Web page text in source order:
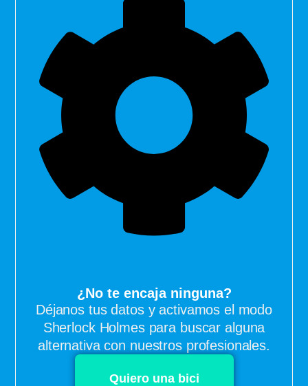
¿No te encaja ninguna?
Déjanos tus datos y activamos el modo
Sherlock Holmes para buscar alguna
alternativa con nuestros profesionales.
Quiero una bici